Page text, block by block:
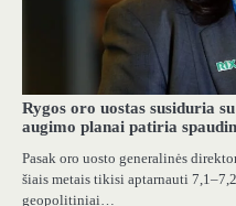
Rygos oro uostas susiduria
augimo planai patiria
Pasak oro uosto generalinės
šiais metais tikisi aptarnauti
geopolitiniai…